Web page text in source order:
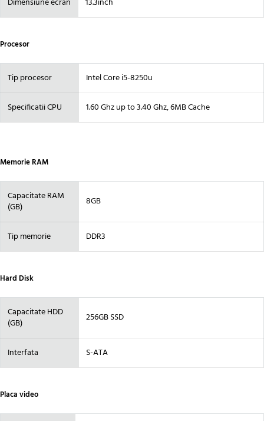
Dimensiune ecran 13.3inch
Procesor
Tip procesor Intel Core i5-8250u
Specificatii CPU 1.60 Ghz up to 3.40 Ghz, 6MB Cache
Memorie RAM
Capacitate RAM
(GB)
8GB
Tip memorie DDR3
Hard Disk
Capacitate HDD
(GB)
256GB SSD
Interfata S-ATA
Placa video